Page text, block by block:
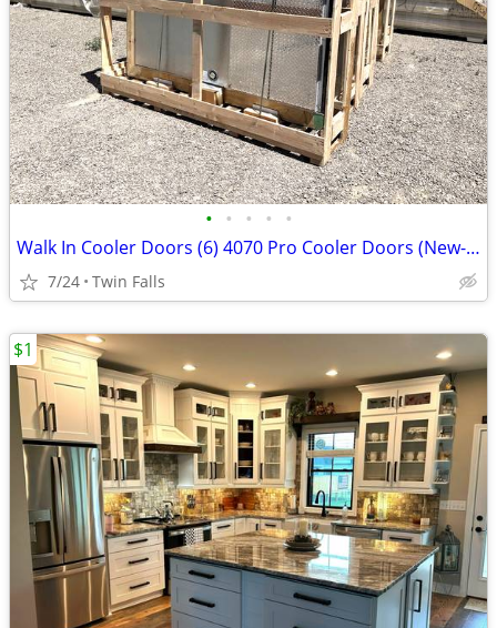
• • • • •
Walk In Cooler Doors (6) 4070 Pro Cooler Doors (New- Price Drop!!)
7/24 Twin Falls
$1